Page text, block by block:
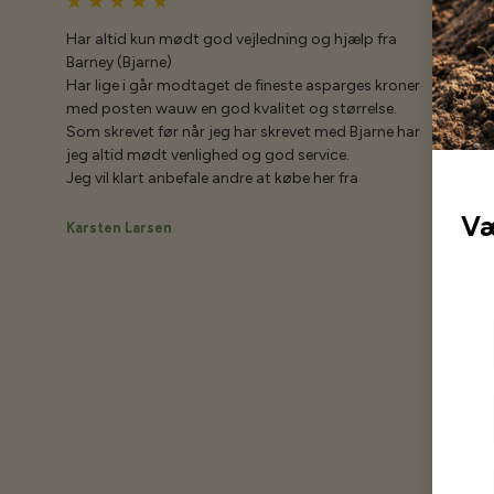
Har altid kun mødt god vejledning og hjælp fra
Barney (Bjarne)
Har lige i går modtaget de fineste asparges kroner
med posten wauw en god kvalitet og størrelse.
Som skrevet før når jeg har skrevet med Bjarne har
jeg altid mødt venlighed og god service.
Jeg vil klart anbefale andre at købe her fra
Karsten Larsen